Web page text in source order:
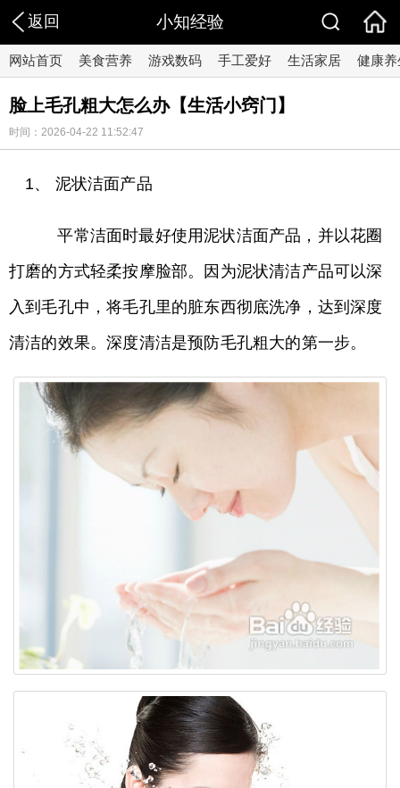
返回 小知经验
网站首页 美食营养 游戏数码 手工爱好 生活家居 健康养
脸上毛孔粗大怎么办【生活小窍门】
时间：2026-04-22 11:52:47
1、 泥状洁面产品
平常洁面时最好使用泥状洁面产品，并以花圈
打磨的方式轻柔按摩脸部。因为泥状清洁产品可以深
入到毛孔中，将毛孔里的脏东西彻底洗净，达到深度
清洁的效果。深度清洁是预防毛孔粗大的第一步。